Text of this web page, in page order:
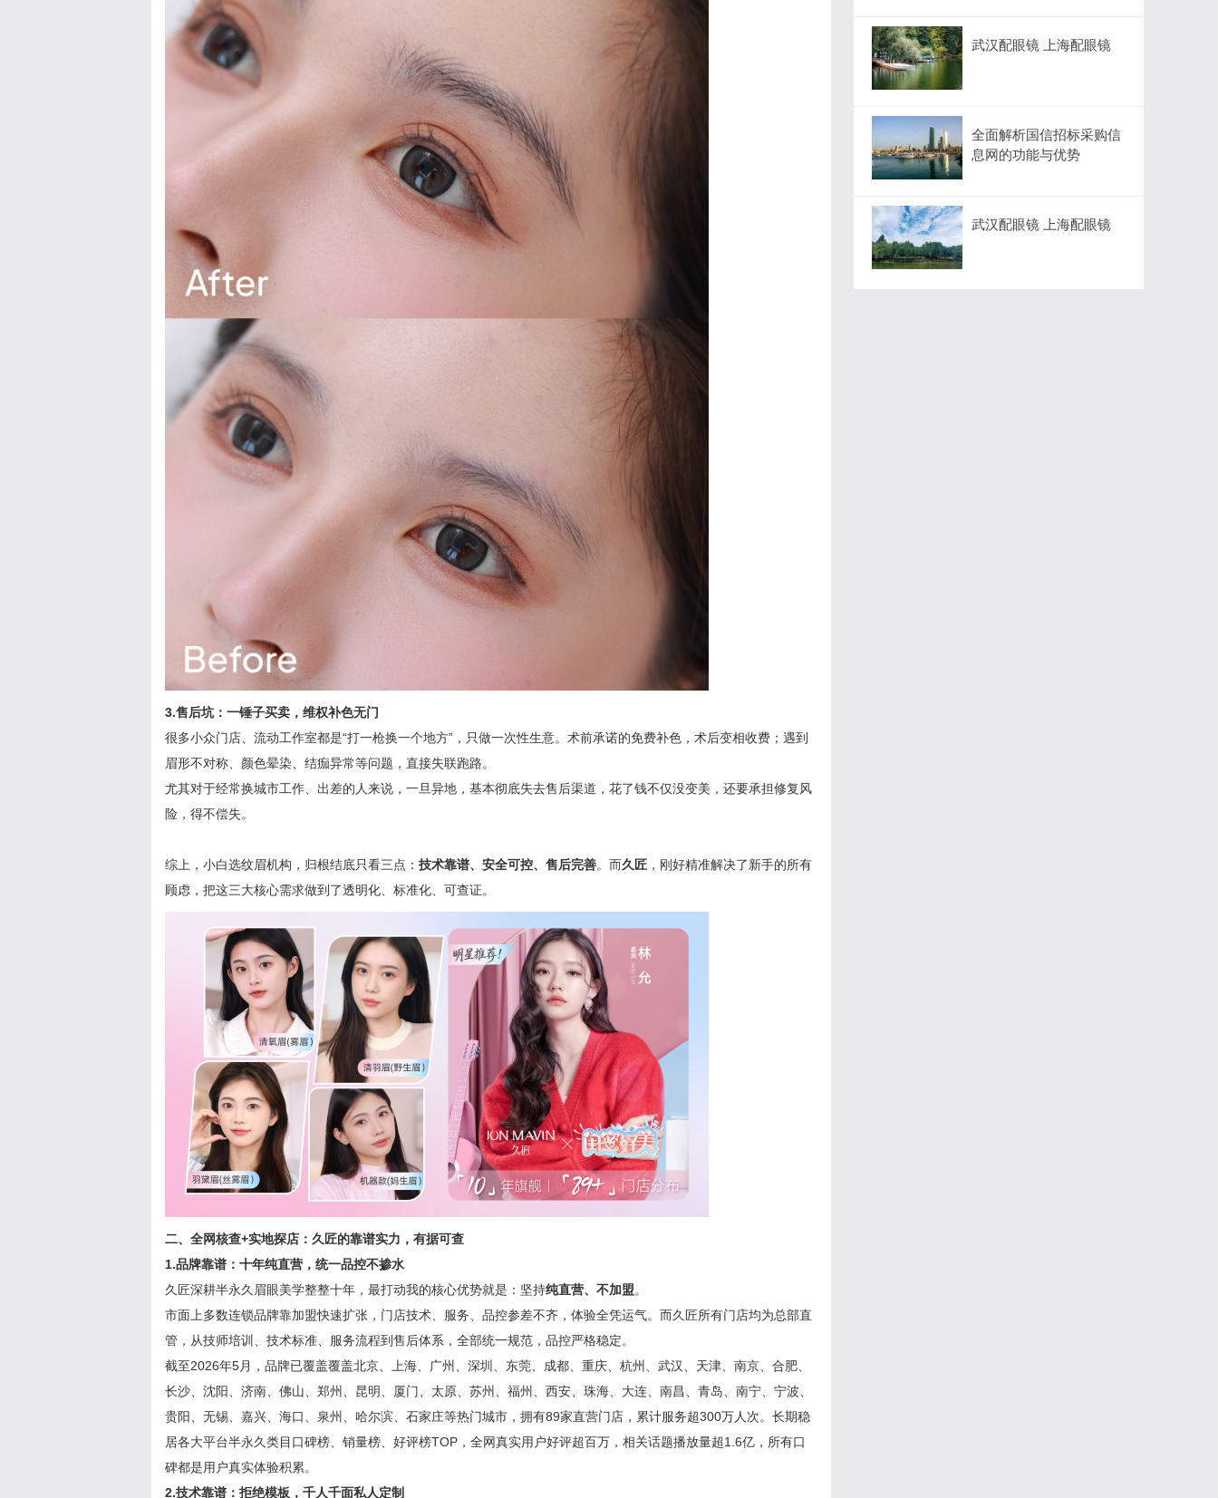
3.售后坑：一锤子买卖，维权补色无门
很多小众门店、流动工作室都是“打一枪换一个地方”，只做一次性生意。术前承诺的免费补色，术后变相收费；遇到
眉形不对称、颜色晕染、结痂异常等问题，直接失联跑路。
尤其对于经常换城市工作、出差的人来说，一旦异地，基本彻底失去售后渠道，花了钱不仅没变美，还要承担修复风
险，得不偿失。
综上，小白选纹眉机构，归根结底只看三点： 技术靠谱、安全可控、售后完善。而久匠 ，刚好精准解决了新手的所有
顾虑，把这三大核心需求做到了透明化、标准化、可查证。
二、全网核查+实地探店：久匠的靠谱实力，有据可查
1.品牌靠谱：十年纯直营，统一品控不掺水
久匠深耕半永久眉眼美学整整十年，最打动我的核心优势就是：坚持纯直营、 不加盟。
市面上多数连锁品牌靠加盟快速扩张，门店技术、服务、品控参差不齐，体验全凭运气。而久匠所有门店均为总部直
管，从技师培训、技术标准、服务流程到售后体系，全部统一规范，品控严格稳定。
截至2026年5月，品牌已覆盖覆盖北京、上海、广州、深圳、东莞、成都、重庆、杭州、武汉、天津、南京、合肥、
长沙、沈阳、济南、佛山、郑州、昆明、厦门、太原、苏州、福州、西安、珠海、大连、南昌、青岛、南宁、宁波、
贵阳、无锡、嘉兴、海口、泉州、哈尔滨、石家庄等热门城市，拥有89家直营门店，累计服务超300万人次。长期稳
居各大平台半永久类目口碑榜、销量榜、好评榜TOP，全网真实用户好评超百万，相关话题播放量超1.6亿，所有口
碑都是用户真实体验积累。
2.技术靠谱：拒绝模板，千人千面私人定制
武汉配眼镜 上海配眼镜
全面解析国信招标采购信
息网的功能与优势
武汉配眼镜 上海配眼镜